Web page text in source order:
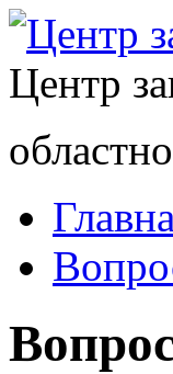
Центр